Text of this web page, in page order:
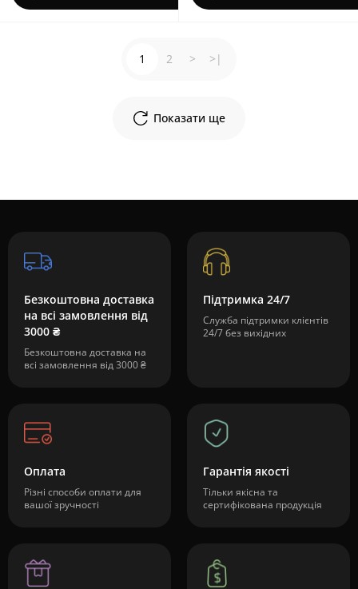
Показати ще
1 2 > >|
Безкоштовна доставка
на всі замовлення від
3000 ₴
Безкоштовна доставка на
всі замовлення від 3000 ₴
Підтримка 24/7
Служба підтримки клієнтів
24/7 без вихідних
Оплата
Різні способи оплати для
вашої зручності
Гарантія якості
Тільки якісна та
сертифікована продукція